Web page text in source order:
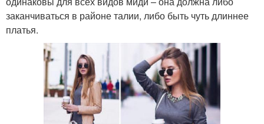
заканчиваться в районе талии, либо быть чуть длиннее
платья.